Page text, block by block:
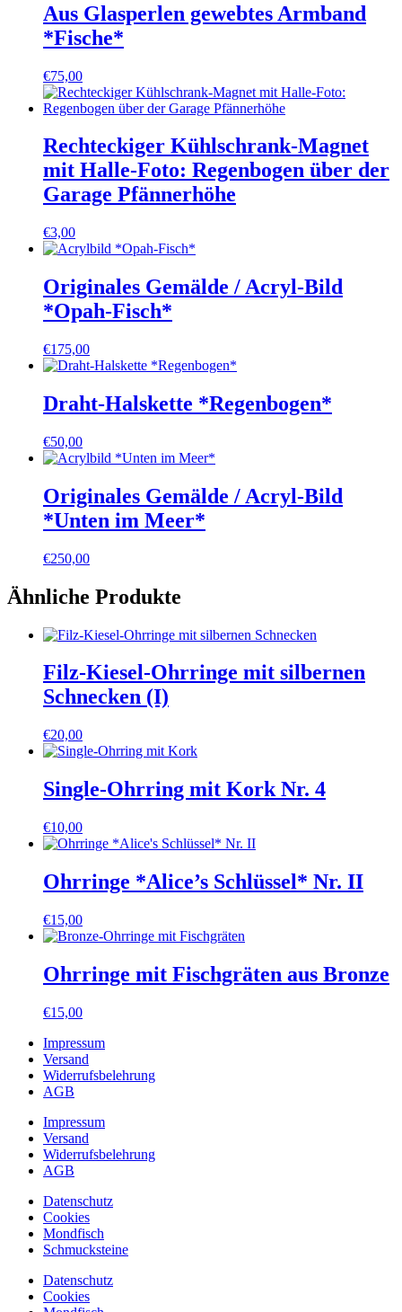
Aus Glasperlen gewebtes Armband
*Fische*
€75,00
Rechteckiger Kühlschrank-Magnet
mit Halle-Foto: Regenbogen über der
Garage Pfännerhöhe
€3,00
Originales Gemälde / Acryl-Bild
*Opah-Fisch*
€175,00
Draht-Halskette *Regenbogen*
€50,00
Originales Gemälde / Acryl-Bild
*Unten im Meer*
€250,00
Ähnliche Produkte
Filz-Kiesel-Ohrringe mit silbernen
Schnecken (I)
€20,00
Single-Ohrring mit Kork Nr. 4
€10,00
Ohrringe *Alice’s Schlüssel* Nr. II
€15,00
Ohrringe mit Fischgräten aus Bronze
€15,00
Impressum
Versand
Widerrufsbelehrung
AGB
Impressum
Versand
Widerrufsbelehrung
AGB
Datenschutz
Cookies
Mondfisch
Schmucksteine
Datenschutz
Cookies